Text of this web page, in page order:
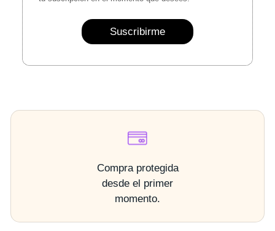
Suscribirme
Compra protegida
desde el primer
momento.